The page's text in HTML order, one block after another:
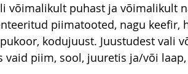
võimalikult puhast ja võimalikult
piimatooted, nagu keefir,
kodujuust. Juustudest vali
vaid piim, sool, juuretis ja/või